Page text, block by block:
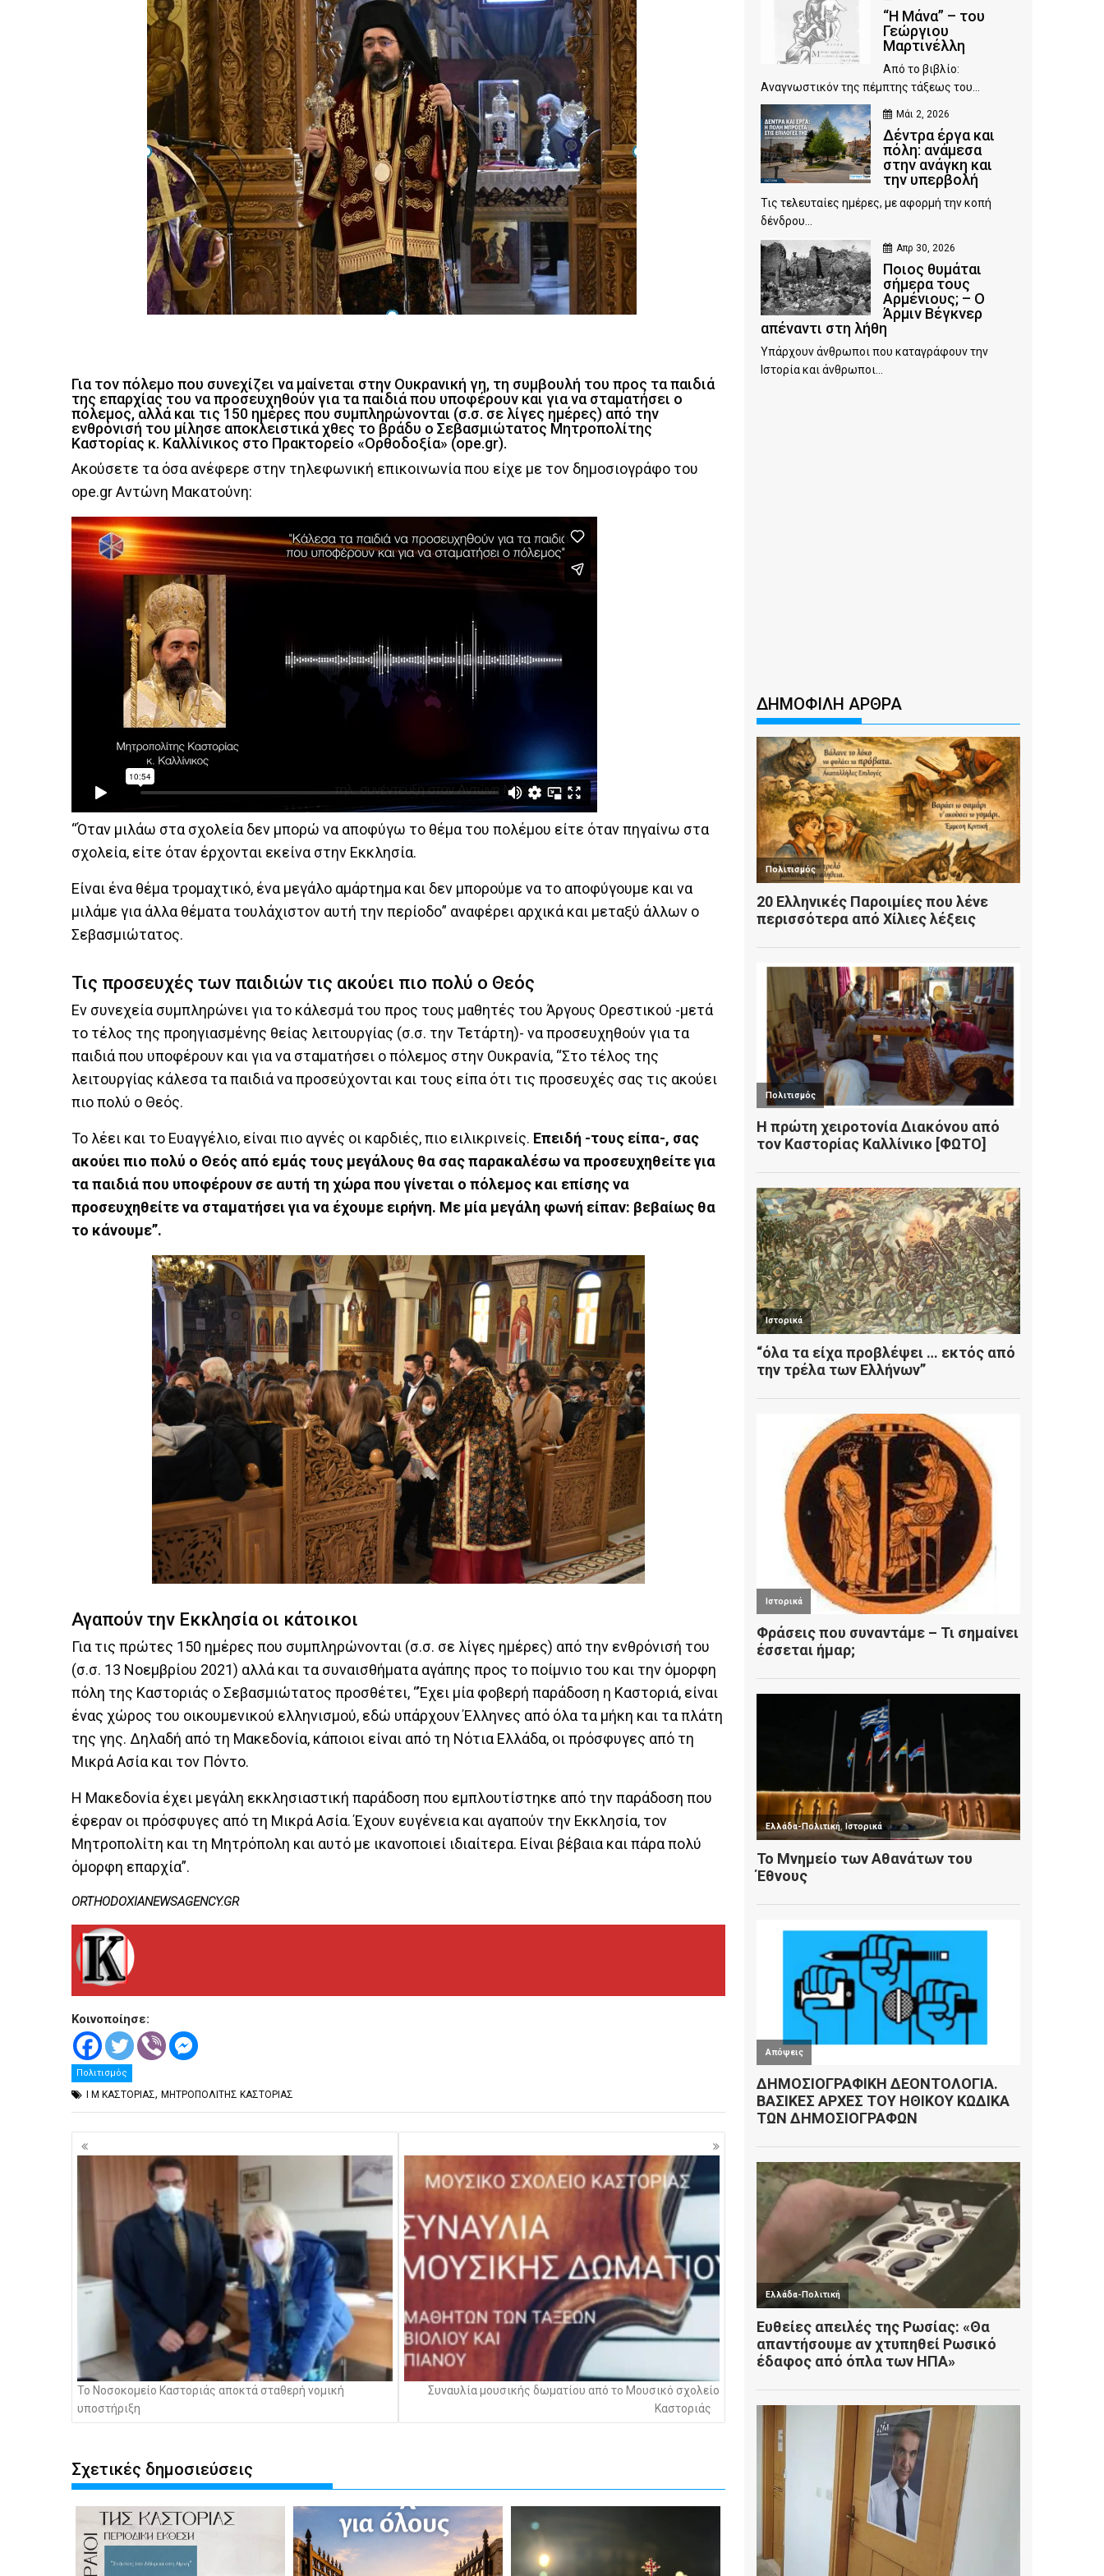
Για τον πόλεμο που συνεχίζει να μαίνεται στην Ουκρανική γη, τη συμβουλή του προς τα παιδιά
της επαρχίας του να προσευχηθούν για τα παιδιά που υποφέρουν και για να σταματήσει ο
πόλεμος, αλλά και τις 150 ημέρες που συμπληρώνονται (σ.σ. σε λίγες ημέρες) από την
ενθρόνισή του μίλησε αποκλειστικά χθες το βράδυ ο Σεβασμιώτατος Μητροπολίτης
Καστορίας κ. Καλλίνικος στο Πρακτορείο «Ορθοδοξία» (ope.gr).
Aκούσετε τα όσα ανέφερε στην τηλεφωνική επικοινωνία που είχε με τον δημοσιογράφο του
ope.gr Αντώνη Μακατούνη:
“Όταν μιλάω στα σχολεία δεν μπορώ να αποφύγω το θέμα του πολέμου είτε όταν πηγαίνω στα
σχολεία, είτε όταν έρχονται εκείνα στην Εκκλησία.
Είναι ένα θέμα τρομαχτικό, ένα μεγάλο αμάρτημα και δεν μπορούμε να το αποφύγουμε και να
μιλάμε για άλλα θέματα τουλάχιστον αυτή την περίοδο” αναφέρει αρχικά και μεταξύ άλλων ο
Σεβασμιώτατος.
Τις προσευχές των παιδιών τις ακούει πιο πολύ ο Θεός
Εν συνεχεία συμπληρώνει για το κάλεσμά του προς τους μαθητές του Άργους Ορεστικού -μετά
το τέλος της προηγιασμένης θείας λειτουργίας (σ.σ. την Τετάρτη)- να προσευχηθούν για τα
παιδιά που υποφέρουν και για να σταματήσει ο πόλεμος στην Ουκρανία, “Στο τέλος της
λειτουργίας κάλεσα τα παιδιά να προσεύχονται και τους είπα ότι τις προσευχές σας τις ακούει
πιο πολύ ο Θεός.
Το λέει και το Ευαγγέλιο, είναι πιο αγνές οι καρδιές, πιο ειλικρινείς. Επειδή -τους είπα-, σας
ακούει πιο πολύ ο Θεός από εμάς τους μεγάλους θα σας παρακαλέσω να προσευχηθείτε για
τα παιδιά που υποφέρουν σε αυτή τη χώρα που γίνεται ο πόλεμος και επίσης να
προσευχηθείτε να σταματήσει για να έχουμε ειρήνη. Με μία μεγάλη φωνή είπαν: βεβαίως θα
το κάνουμε”.
Αγαπούν την Εκκλησία οι κάτοικοι
Για τις πρώτες 150 ημέρες που συμπληρώνονται (σ.σ. σε λίγες ημέρες) από την ενθρόνισή του
(σ.σ. 13 Νοεμβρίου 2021) αλλά και τα συναισθήματα αγάπης προς το ποίμνιο του και την όμορφη
πόλη της Καστοριάς ο Σεβασμιώτατος προσθέτει, “Έχει μία φοβερή παράδοση η Καστοριά, είναι
ένας χώρος του οικουμενικού ελληνισμού, εδώ υπάρχουν Έλληνες από όλα τα μήκη και τα πλάτη
της γης. Δηλαδή από τη Μακεδονία, κάποιοι είναι από τη Νότια Ελλάδα, οι πρόσφυγες από τη
Μικρά Ασία και τον Πόντο.
Η Μακεδονία έχει μεγάλη εκκλησιαστική παράδοση που εμπλουτίστηκε από την παράδοση που
έφεραν οι πρόσφυγες από τη Μικρά Ασία. Έχουν ευγένεια και αγαπούν την Εκκλησία, τον
Μητροπολίτη και τη Μητρόπολη και αυτό με ικανοποιεί ιδιαίτερα. Είναι βέβαια και πάρα πολύ
όμορφη επαρχία”.
ORTHODOXIANEWSAGENCY.GR
Κοινοποίησε:
Πολιτισμός
Ι Μ ΚΑΣΤΟΡΙΑΣ, ΜΗΤΡΟΠΟΛΙΤΗΣ ΚΑΣΤΟΡΙΑΣ
Πλοήγηση
άρθρων
Το Νοσοκομείο Καστοριάς αποκτά σταθερή νομική
υποστήριξη
Συναυλία μουσικής δωματίου από το Μουσικό σχολείο
Καστοριάς
Σχετικές δημοσιεύσεις
“Η Μάνα” – του
Γεώργιου
Μαρτινέλλη
Από το βιβλίο:
Αναγνωστικόν της πέμπτης τάξεως του...
Μάι 2, 2026
Δέντρα έργα και
πόλη: ανάμεσα
στην ανάγκη και
την υπερβολή
Τις τελευταίες ημέρες, με αφορμή την κοπή
δένδρου...
Απρ 30, 2026
Ποιος θυμάται
σήμερα τους
Αρμένιους; – Ο
Άρμιν Βέγκνερ
απέναντι στη λήθη
Υπάρχουν άνθρωποι που καταγράφουν την
Ιστορία και άνθρωποι...
ΔΗΜΟΦΙΛΗ ΑΡΘΡΑ